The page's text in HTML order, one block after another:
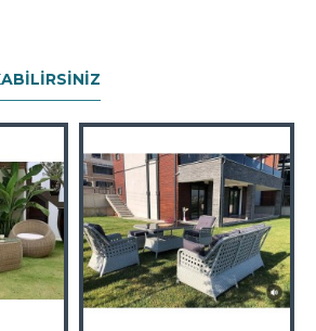
konforlu ve şık bir yaşam stilini